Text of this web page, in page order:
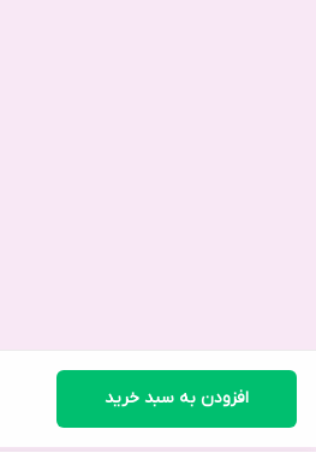
افزودن به سبد خرید